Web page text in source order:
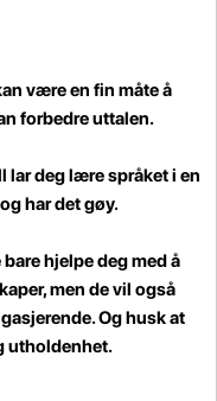
være en fin måte å
forbedre uttalen.
lar deg lære språket i en
har det gøy.
hjelpe deg med å
men de vil også
Og husk at
utholdenhet.